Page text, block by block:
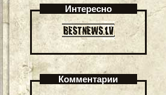
Интересно
Комментарии